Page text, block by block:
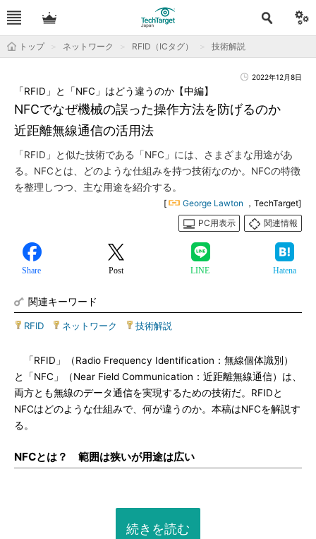
トップ ネットワーク RFID（ICタグ） 技術解説
2022年12月8日
NFCでなぜ機械の誤った操作方法を防げるのか
近距離無線通信の活用法
「RFID」と「NFC」はどう違うのか【中編】
「RFID」と似た技術である「NFC」には、さまざまな用途があ
る。NFCとは、どのような仕組みを持つ技術なのか。NFCの特徴
を整理しつつ、主な用途を紹介する。
[ George Lawton ，TechTarget]
PC用表示
関連情報
Share Post LINE Hatena
関連キーワード
RFID ネットワーク 技術解説
「RFID」（Radio Frequency Identification：無線個体識別）
と「NFC」（Near Field Communication：近距離無線通信）は、
両方とも無線のデータ通信を実現するための技術だ。RFIDと
NFCはどのような仕組みで、何が違うのか。本稿はNFCを解説す
る。
NFCとは？ 範囲は狭いが用途は広い
続きを読む